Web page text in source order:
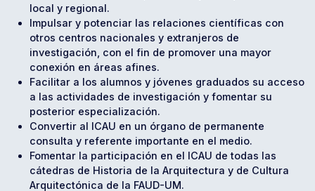
local y regional.
Impulsar y potenciar las relaciones científicas con
otros centros nacionales y extranjeros de
investigación, con el fin de promover una mayor
conexión en áreas afines.
Facilitar a los alumnos y jóvenes graduados su acceso
a las actividades de investigación y fomentar su
posterior especialización.
Convertir al ICAU en un órgano de permanente
consulta y referente importante en el medio.
Fomentar la participación en el ICAU de todas las
cátedras de Historia de la Arquitectura y de Cultura
Arquitectónica de la FAUD-UM.